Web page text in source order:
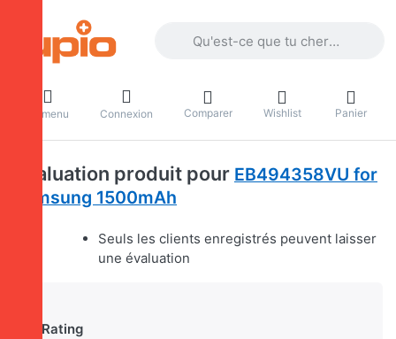
Le menu Connexion Comparer Wishlist Panier
Evaluation produit pour EB494358VU for
Samsung 1500mAh
Seuls les clients enregistrés peuvent laisser
une évaluation
Rating